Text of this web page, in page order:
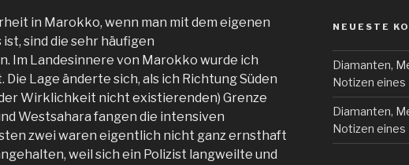
in Marokko, wenn man mit dem eigenen
sind die sehr häufigen
Im Landesinnere von Marokko wurde ich
Lage änderte sich, als ich Richtung Süden
Wirklichkeit nicht existierenden) Grenze
Westsahara fangen die intensiven
zwei waren eigentlich nicht ganz ernsthaft
weil sich ein Polizist langweilte und
NEUESTE
Diamanten,
Notizen eines
Diamanten,
Notizen eines